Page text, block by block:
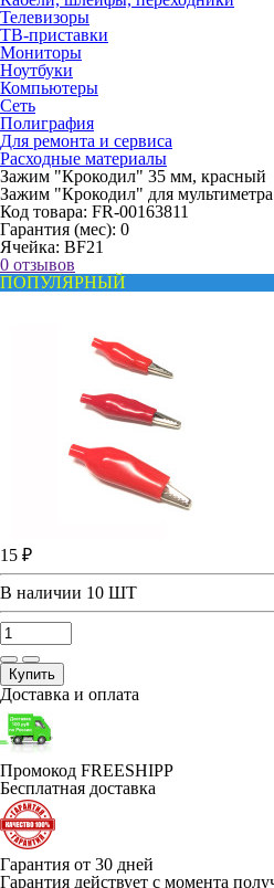
Телевизоры
ТВ-приставки
Мониторы
Ноутбуки
Компьютеры
Сеть
Полиграфия
Для ремонта и сервиса
Расходные материалы
Зажим "Крокодил" 35 мм, красный
Зажим "Крокодил" для
Код товара: FR-00163811
Гарантия (мес): 0
Ячейка: BF21
0 отзывов
ПОПУЛЯРНЫЙ
15 ₽
В наличии 10 ШТ
Купить
Доставка и оплата
Промокод FREESHIPP
Бесплатная доставка
Гарантия от 30 дней
Гарантия действует с момента